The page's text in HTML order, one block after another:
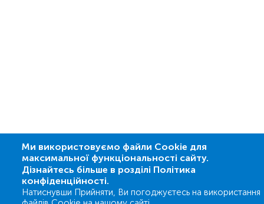
Ми використовуємо файли Cookie для
максимальної функціональності сайту.
Дізнайтесь більше в розділі Політика
конфіденційності.
Натиснувши Прийняти, Ви погоджуєтесь на використання